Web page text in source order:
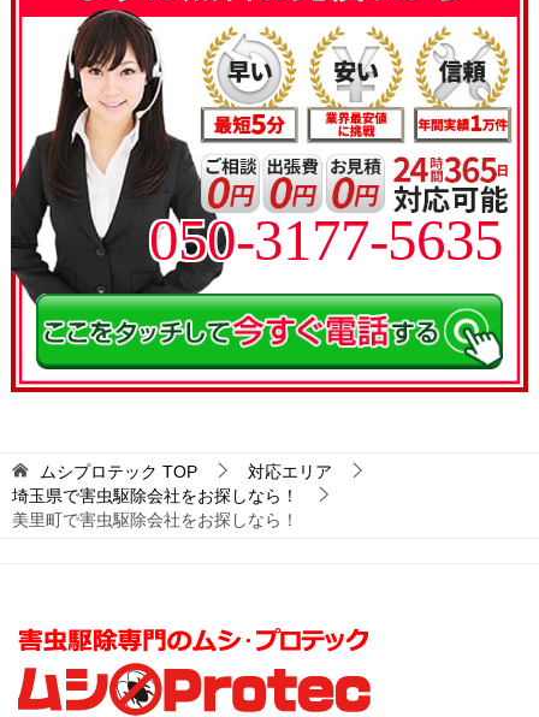
050-3177-5635
ムシプロテック TOP
対応エリア
埼玉県で害虫駆除会社をお探しなら！
美里町で害虫駆除会社をお探しなら！